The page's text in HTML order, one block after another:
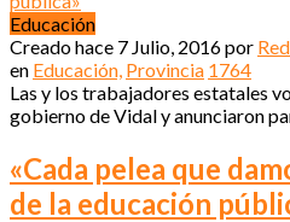
Educación
Creado hace 7 Julio, 2016por
en Educación, Provincia 1764
Las y los trabajadores estatales
gobierno de Vidal y anunciaron
«Cada pelea que
de la educación